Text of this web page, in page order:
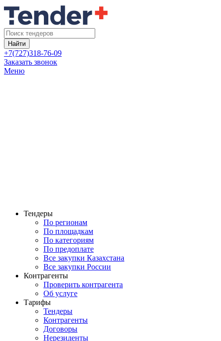
Найти
+7(727)318-76-09
Заказать звонок
Меню
Тендеры
По регионам
По площадкам
По категориям
По предоплате
Все закупки Казахстана
Все закупки России
Контрагенты
Проверить контрагента
Об услуге
Тарифы
Тендеры
Контрагенты
Договоры
Нерезиденты